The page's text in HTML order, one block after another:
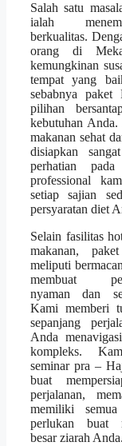
Salah satu
ialah
berkualitas.
orang di
kemungkinan
tempat yang
sebabnya
pilihan
kebutuhan
makanan sehat
disiapkan
perhatian
professional
setiap sajian
persyaratan diet
Selain fasilitas
makanan,
meliputi
membuat
nyaman dan
Kami memberi
sepanjang
Anda
kompleks.
seminar pra –
buat
perjalanan,
memiliki
perlukan buat
besar ziarah Anda.